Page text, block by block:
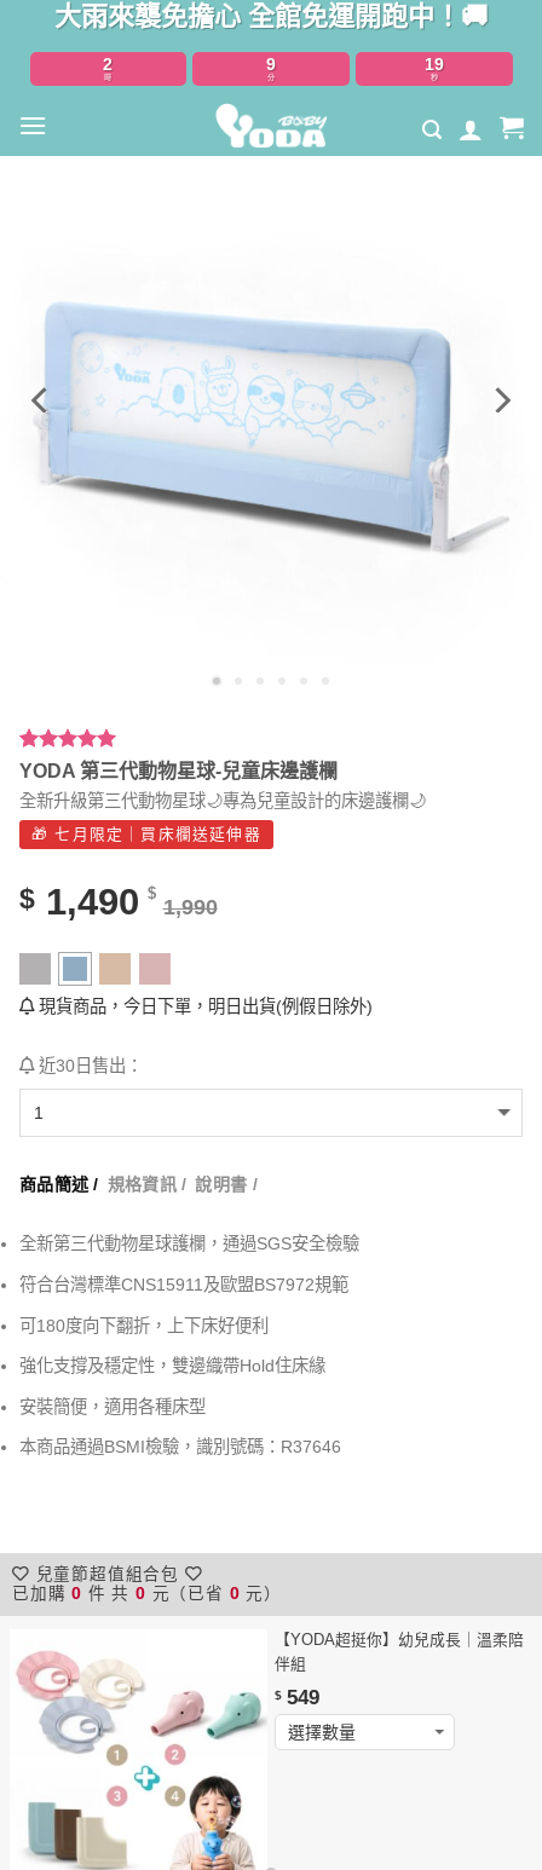
大雨來襲免擔心 全館免運開跑中！🚚
2
時
9
分
17
秒
評分5.00/
5，已有
12
顧客進行評
分
YODA 第三代動物星球-兒童床邊護欄
全新升級第三代動物星球🌙專為兒童設計的床邊護欄🌙
🎁 七月限定｜買床欄送延伸器
$ 1,490 $
1,990
現貨商品，今日下單，明日出貨(例假日除外)
近30日售出：
商品簡述 / 規格資訊 / 說明書 /
全新第三代動物星球護欄，通過SGS安全檢驗
符合台灣標準CNS15911及歐盟BS7972規範
可180度向下翻折，上下床好便利
強化支撐及穩定性，雙邊織帶Hold住床緣
安裝簡便，適用各種床型
本商品通過BSMI檢驗，識別號碼：R37646
兒童節超值組合包
已加購0 件 共0 元（已省 0 元）
【YODA超挺你】幼兒成長｜溫柔陪
伴組
$ 549